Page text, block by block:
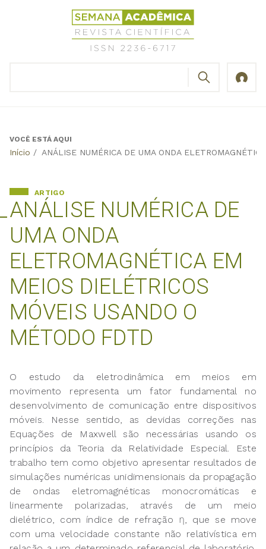
Revista
Científica
Semana
Back
VOCÊ ESTÁ AQUI
Início / ANÁLISE NUMÉRICA DE UMA ONDA
ANÁLISE NUMÉRICA DE
UMA ONDA
ELETROMAGNÉTICA EM
MEIOS DIELÉTRICOS
MÓVEIS USANDO O
MÉTODO FDTD
ARTIGO
O estudo da eletrodinâmica em meios em
movimento representa um fator fundamental no
desenvolvimento de comunicação entre dispositivos
móveis. Nesse sentido, as devidas correções nas
Equações de Maxwell são necessárias usando os
princípios da Teoria da Relatividade Especial. Este
trabalho tem como objetivo apresentar resultados de
simulações numéricas unidimensionais da propagação
de ondas eletromagnéticas monocromáticas e
linearmente polarizadas, através de um meio
dielétrico, com índice de refração η, que se move
com uma velocidade constante não relativística em